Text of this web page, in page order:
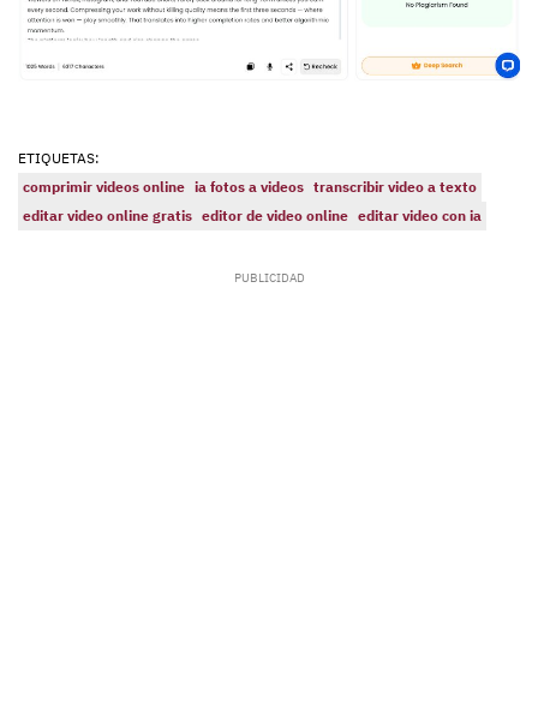
ETIQUETAS:
comprimir videos online ia fotos a videos transcribir video a texto
editar video online gratis editor de video online editar video con ia